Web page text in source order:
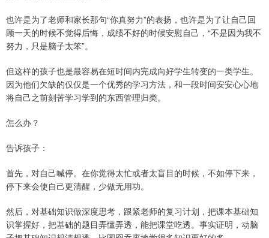
也许是为了老师和家长那句“你真努力”的表扬，也许是为了让自己回
顾一天的时候不觉得后悔，成绩不好的时候安慰自己，“不是因为我不
努力，只是脑子太笨”。
但这样的孩子也是最容易在短时间内完成向好学生转变的一类学生。
因为他们欠缺的仅仅是一个优秀的学习方法，和一段时间安安心心地
将自己之前刻苦学习学到的东西管理归类。
怎么办？
告诉孩子：
首先，对自己喊停。在你觉得太忙或者太盲目的时候，不如停下来，
停下来会使自己更清醒，少做无用功。
然后，对基础知识做深度思考，跟紧老师的复习计划，把课本基础知
识掌握好，把基础的题目弄懂弄透，能把课堂吃透。事实证明，动脑